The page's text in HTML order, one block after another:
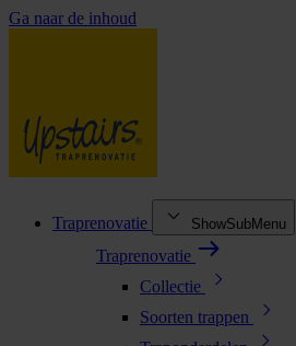
Ga naar de inhoud
Traprenovatie ShowSubMenu
Traprenovatie
Collectie
Soorten trappen